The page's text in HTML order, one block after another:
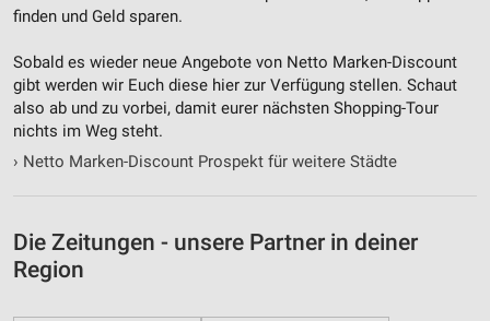
finden und Geld sparen.
Sobald es wieder neue Angebote von Netto Marken-Discount
gibt werden wir Euch diese hier zur Verfügung stellen. Schaut
also ab und zu vorbei, damit eurer nächsten Shopping-Tour
nichts im Weg steht.
› Netto Marken-Discount Prospekt für weitere Städte
Die Zeitungen - unsere Partner in deiner
Region